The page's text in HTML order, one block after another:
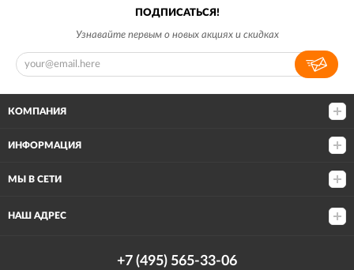
ПОДПИСАТЬСЯ!
Узнавайте первым о новых акциях и скидках
КОМПАНИЯ
ИНФОРМАЦИЯ
МЫ В СЕТИ
НАШ АДРЕС
+7 (495) 565-33-06